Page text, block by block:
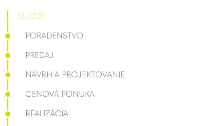
SLUŽBY
PORADENSTVO
PREDAJ
NÁVRH A PROJEKTOVANIE
CENOVÁ PONUKA
REALIZÁCIA